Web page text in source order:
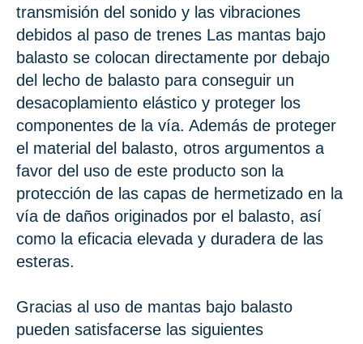
transmisión del sonido y las vibraciones
debidos al paso de trenes Las mantas bajo
balasto se colocan directamente por debajo
del lecho de balasto para conseguir un
desacoplamiento elástico y proteger los
componentes de la vía. Además de proteger
el material del balasto, otros argumentos a
favor del uso de este producto son la
protección de las capas de hermetizado en la
vía de daños originados por el balasto, así
como la eficacia elevada y duradera de las
esteras.
Gracias al uso de mantas bajo balasto
pueden satisfacerse las siguientes